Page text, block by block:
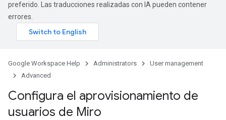
preferido. Las traducciones realizadas con IA pueden contener
errores.
Google Workspace Help Administrators
User management
Advanced
Configura el aprovisionamiento de
usuarios de Miro